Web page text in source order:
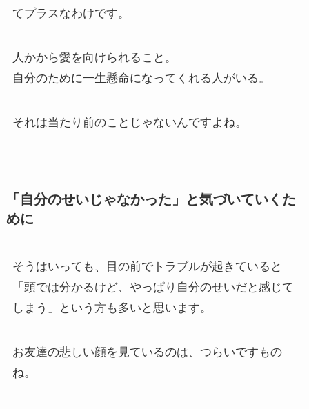
てプラスなわけです。
人かから愛を向けられること。
自分のために一生懸命になってくれる人がいる。
それは当たり前のことじゃないんですよね。
「自分のせいじゃなかった」と気づいていくた
めに
そうはいっても、目の前でトラブルが起きていると
「頭では分かるけど、やっぱり自分のせいだと感じて
しまう」という方も多いと思います。
お友達の悲しい顔を見ているのは、つらいですもの
ね。